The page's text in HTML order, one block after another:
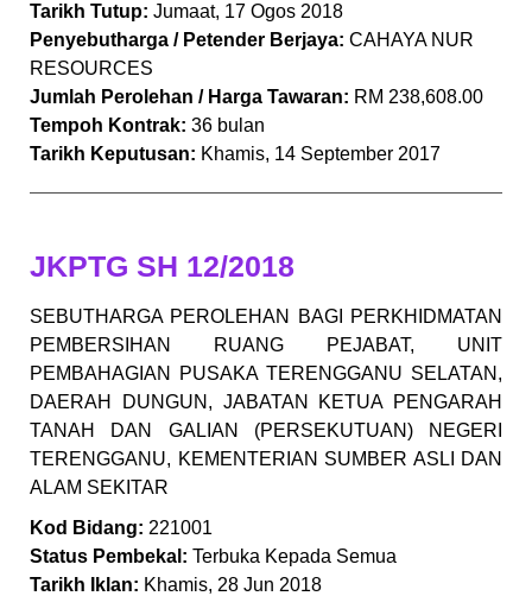
Tarikh Tutup: Jumaat, 17 Ogos 2018
Penyebutharga / Petender Berjaya: CAHAYA NUR
RESOURCES
Jumlah Perolehan / Harga Tawaran: RM 238,608.00
Tempoh Kontrak: 36 bulan
Tarikh Keputusan: Khamis, 14 September 2017
JKPTG SH 12/2018
SEBUTHARGA PEROLEHAN BAGI PERKHIDMATAN
PEMBERSIHAN RUANG PEJABAT, UNIT
PEMBAHAGIAN PUSAKA TERENGGANU SELATAN,
DAERAH DUNGUN, JABATAN KETUA PENGARAH
TANAH DAN GALIAN (PERSEKUTUAN) NEGERI
TERENGGANU, KEMENTERIAN SUMBER ASLI DAN
ALAM SEKITAR
Kod Bidang: 221001
Status Pembekal: Terbuka Kepada Semua
Tarikh Iklan: Khamis, 28 Jun 2018